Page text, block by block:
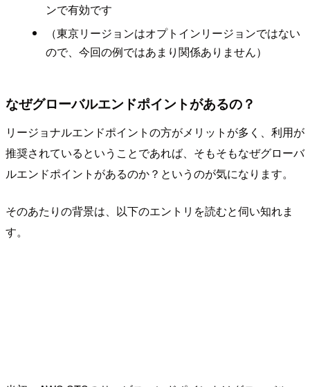
ンで有効です
（東京リージョンはオプトインリージョンではない
ので、今回の例ではあまり関係ありません）
なぜグローバルエンドポイントがあるの？
リージョナルエンドポイントの方がメリットが多く、利用が
推奨されているということであれば、そもそもなぜグローバ
ルエンドポイントがあるのか？というのが気になります。
そのあたりの背景は、以下のエントリを読むと伺い知れま
す。